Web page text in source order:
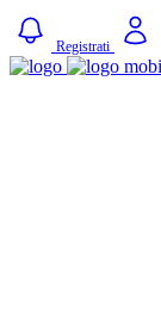
Registrati